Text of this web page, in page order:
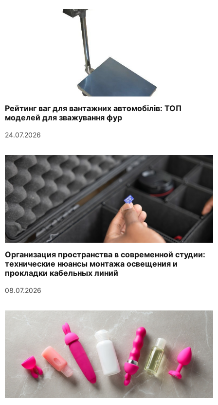
Рейтинг ваг для вантажних автомобілів: ТОП
моделей для зважування фур
24.07.2026
Организация пространства в современной студии:
технические нюансы монтажа освещения и
прокладки кабельных линий
08.07.2026